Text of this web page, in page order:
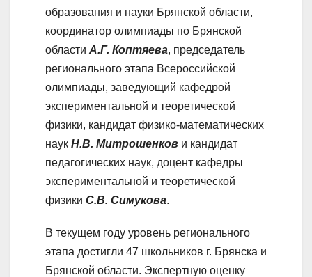
образования и науки Брянской области,
координатор олимпиады по Брянской
области А.Г. Коптяева, председатель
регионального этапа Всероссийской
олимпиады, заведующий кафедрой
экспериментальной и теоретической
физики, кандидат физико-математических
наук Н.В. Митрошенков и кандидат
педагогических наук, доцент кафедры
экспериментальной и теоретической
физики С.В. Симукова.
В текущем году уровень регионального
этапа достигли 47 школьников г. Брянска и
Брянской области. Экспертную оценку